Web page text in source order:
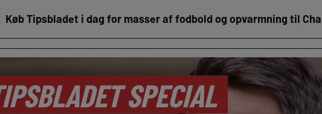
Køb Tipsbladet i dag for masser af fodbold og opvarmning til
SPECIAL